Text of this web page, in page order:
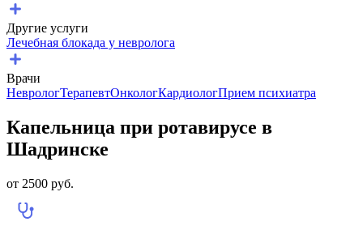
Другие услуги
Лечебная блокада у невролога
Врачи
НеврологТерапевтОнкологКардиологПрием психиатра
Капельница при ротавирусе в
Шадринске
от 2500 руб.